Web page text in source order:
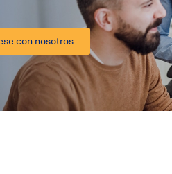
con nosotros